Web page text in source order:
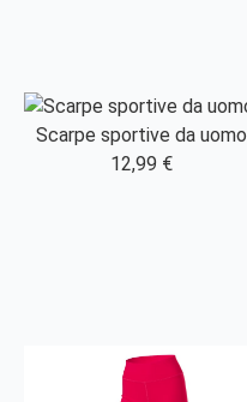
Scarpe sportive da uomo
12,99 €